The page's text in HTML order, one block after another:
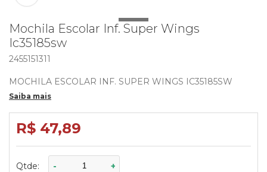
Mochila Escolar Inf. Super Wings
Ic35185sw
2455151311
MOCHILA ESCOLAR INF. SUPER WINGS IC35185SW
Saiba mais
R$ 47,89
Qtde: - +